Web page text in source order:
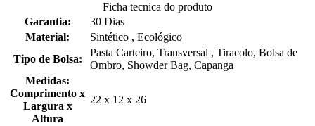
Ficha tecnica do produto
Garantia:
30 Dias
Material:
Sintético , Ecológico
Tipo de Bolsa:
Pasta Carteiro, Transversal , Tiracolo, Bolsa de
Ombro, Showder Bag, Capanga
Medidas:
Comprimento x
Largura x
Altura
22 x 12 x 26